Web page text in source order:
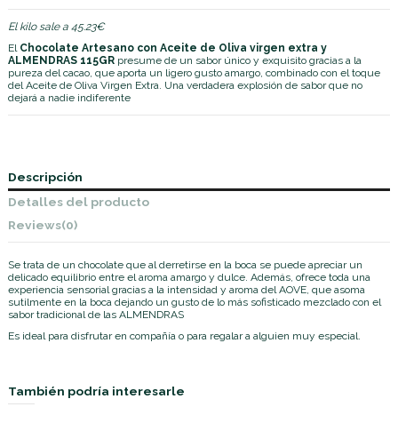
El kilo sale a 45.23€
El Chocolate Artesano con Aceite de Oliva virgen extra y
ALMENDRAS 115GR presume de un sabor único y exquisito gracias a la
pureza del cacao, que aporta un ligero gusto amargo, combinado con el toque
del Aceite de Oliva Virgen Extra. Una verdadera explosión de sabor que no
dejará a nadie indiferente
Descripción
Detalles del producto
Reviews(0)
Se trata de un chocolate que al derretirse en la boca se puede apreciar un
delicado equilibrio entre el aroma amargo y dulce. Además, ofrece toda una
experiencia sensorial gracias a la intensidad y aroma del AOVE, que asoma
sutilmente en la boca dejando un gusto de lo más sofisticado mezclado con el
sabor tradicional de las ALMENDRAS
Es ideal para disfrutar en compañía o para regalar a alguien muy especial.
También podría interesarle